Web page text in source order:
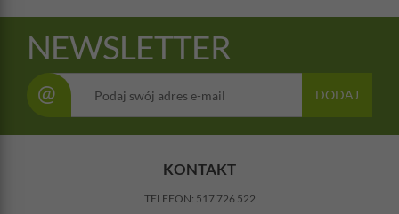
NEWSLETTER
@ DODAJ
KONTAKT
TELEFON: 517 726 522